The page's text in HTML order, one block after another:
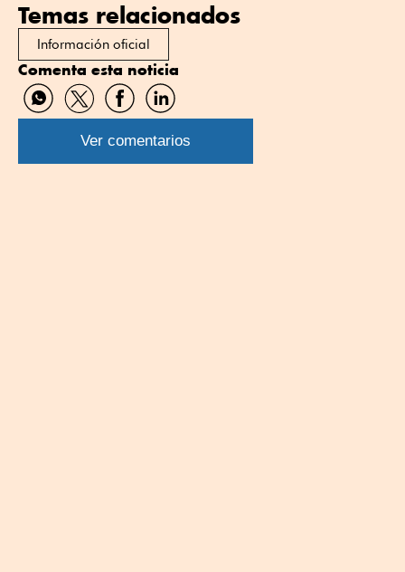
Temas relacionados
Información oficial
Comenta esta noticia
Compartir
por
WhatsApp
Compartir
por
Twitter
Compartir
por
Facebook
Compartir
por
Linkedin
Ver comentarios